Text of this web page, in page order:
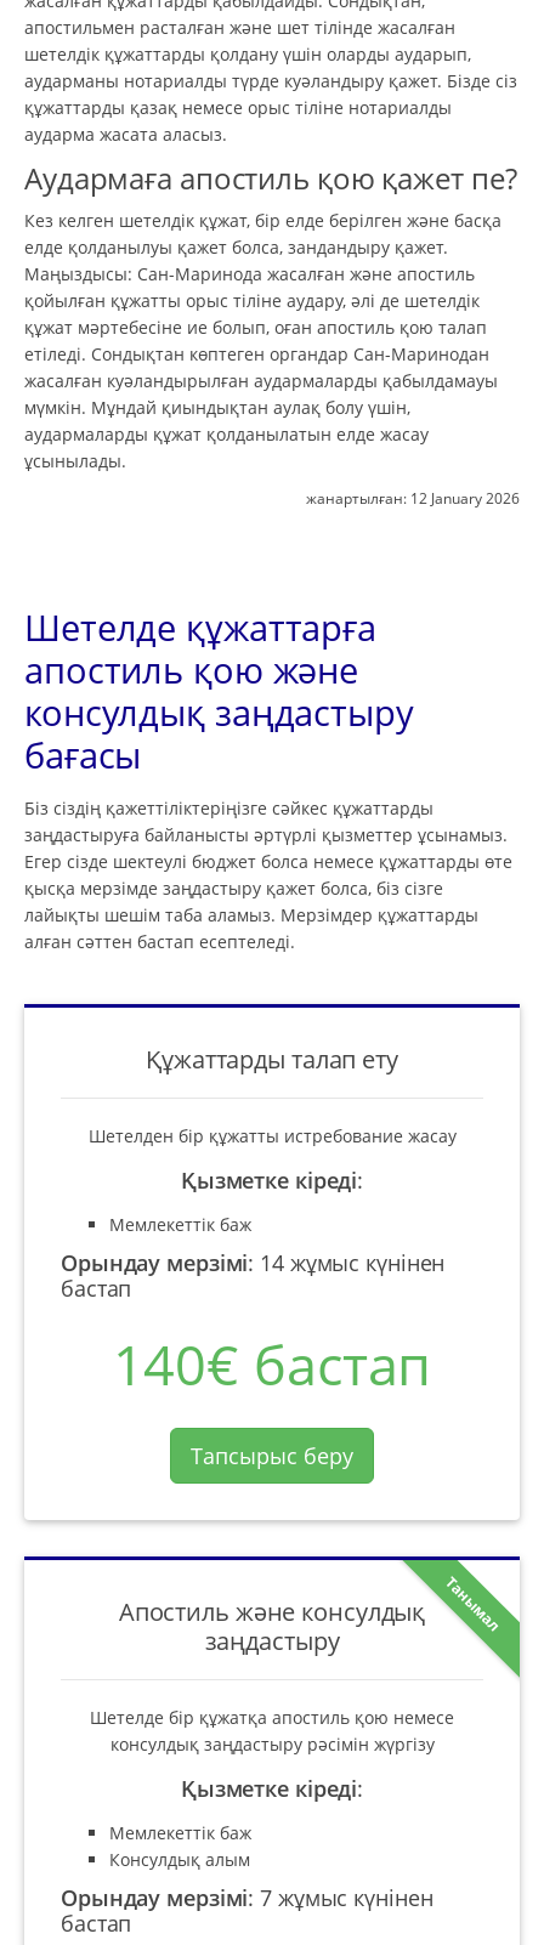
апостильмен расталған және шет тілінде жасалған
шетелдік құжаттарды қолдану үшін оларды аударып,
аударманы нотариалды түрде куәландыру қажет. Бізде сіз
құжаттарды қазақ немесе орыс тіліне нотариалды
аударма жасата аласыз.
Аудармаға апостиль қою қажет пе?
Кез келген шетелдік құжат, бір елде берілген және басқа
елде қолданылуы қажет болса, зандандыру қажет.
Маңыздысы: Сан-Маринода жасалған және апостиль
қойылған құжатты орыс тіліне аудару, әлі де шетелдік
құжат мәртебесіне ие болып, оған апостиль қою талап
етіледі. Сондықтан көптеген органдар Сан-Маринодан
жасалған куәландырылған аудармаларды қабылдамауы
мүмкін. Мұндай қиындықтан аулақ болу үшін,
аудармаларды құжат қолданылатын елде жасау
ұсынылады.
жанартылған: 12 January 2026
Шетелде құжаттарға
апостиль қою және
консулдық заңдастыру
бағасы
Біз сіздің қажеттіліктеріңізге сәйкес құжаттарды
заңдастыруға байланысты әртүрлі қызметтер ұсынамыз.
Егер сізде шектеулі бюджет болса немесе құжаттарды өте
қысқа мерзімде заңдастыру қажет болса, біз сізге
лайықты шешім таба аламыз. Мерзімдер құжаттарды
алған сәттен бастап есептеледі.
Құжаттарды талап ету
Шетелден бір құжатты истребование жасау
Қызметке кіреді:
Мемлекеттік баж
Орындау мерзімі: 14 жұмыс күнінен
бастап
140€ бастап
Тапсырыс беру
Танымал
Апостиль және консулдық
заңдастыру
Шетелде бір құжатқа апостиль қою немесе
консулдық заңдастыру рәсімін жүргізу
Қызметке кіреді:
Мемлекеттік баж
Консулдық алым
Орындау мерзімі:7 жұмыс күнінен
бастап